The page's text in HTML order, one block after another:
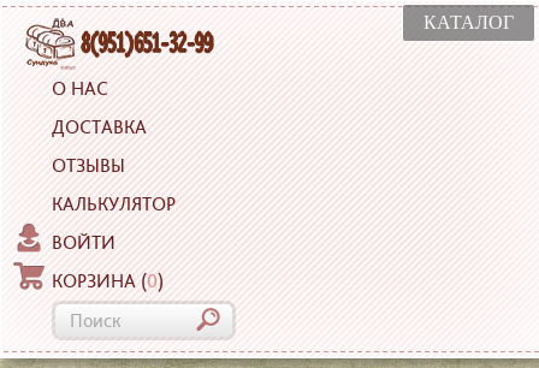
КАТАЛОГ
О НАС
ДОСТАВКА
ОТЗЫВЫ
КАЛЬКУЛЯТОР
ВОЙТИ
КОРЗИНА (0)